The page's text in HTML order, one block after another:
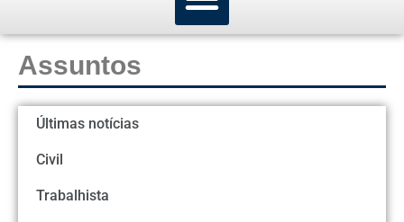
Assuntos
Últimas notícias
Civil
Trabalhista